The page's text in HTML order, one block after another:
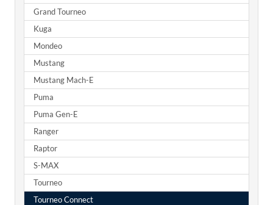
Grand Tourneo
Kuga
Mondeo
Mustang
Mustang Mach-E
Puma
Puma Gen-E
Ranger
Raptor
S-MAX
Tourneo
Tourneo Connect